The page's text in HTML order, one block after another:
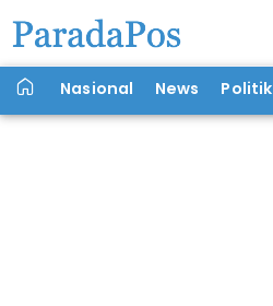
Nasional News Politik